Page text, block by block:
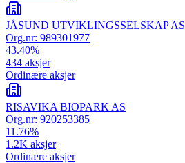
JÅSUND UTVIKLINGSSELSKAP AS
Org.nr: 989301977
43.40%
434 aksjer
Ordinære aksjer
RISAVIKA BIOPARK AS
Org.nr: 920253385
11.76%
1.2K aksjer
Ordinære aksjer